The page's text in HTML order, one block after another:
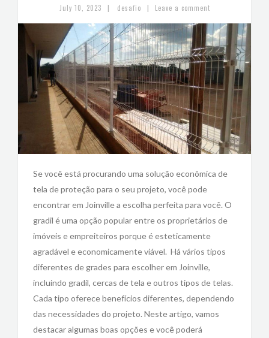
July 10, 2023 | desafio | Leave a comment
Se você está procurando uma solução econômica de
tela de proteção para o seu projeto, você pode
encontrar em Joinville a escolha perfeita para você. O
gradil é uma opção popular entre os proprietários de
imóveis e empreiteiros porque é esteticamente
agradável e economicamente viável. Há vários tipos
diferentes de grades para escolher em Joinville,
incluindo gradil, cercas de tela e outros tipos de telas.
Cada tipo oferece benefícios diferentes, dependendo
das necessidades do projeto. Neste artigo, vamos
destacar algumas boas opções e você poderá